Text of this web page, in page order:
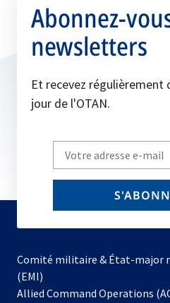
Abonnez-
newsletters
Et recevez régulièrement
jour de l'OTAN.
Write
your
email
Comité militaire & État-major
(EMI)
Allied Command Operations